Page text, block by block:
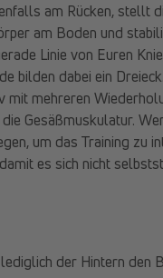
am Rücken, stellt
am Boden und
Linie von Euren
bilden dabei ein
mit mehreren
Gesäßmuskulatur.
um das Training zu
es sich nicht
der Hintern den